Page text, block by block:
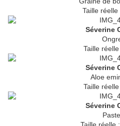
Taille réelle
Séverine
Taille
Séverine
Aloe
Taille
Séverine